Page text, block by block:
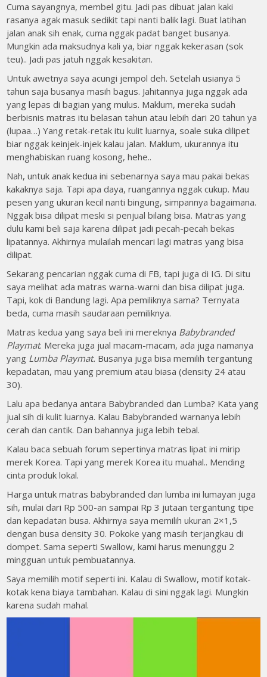
Cuma sayangnya, membel gitu. Jadi pas dibuat jalan kaki
rasanya agak masuk sedikit tapi nanti balik lagi. Buat latihan
jalan anak sih enak, cuma nggak padat banget busanya.
Mungkin ada maksudnya kali ya, biar nggak kekerasan (sok
teu).. Jadi pas jatuh nggak kesakitan.
Untuk awetnya saya acungi jempol deh. Setelah usianya 5
tahun saja busanya masih bagus. Jahitannya juga nggak ada
yang lepas di bagian yang mulus. Maklum, mereka sudah
berbisnis matras itu belasan tahun atau lebih dari 20 tahun ya
(lupaa…) Yang retak-retak itu kulit luarnya, soale suka dilipet
biar nggak keinjek-injek kalau jalan. Maklum, ukurannya itu
menghabiskan ruang kosong, hehe..
Nah, untuk anak kedua ini sebenarnya saya mau pakai bekas
kakaknya saja. Tapi apa daya, ruangannya nggak cukup. Mau
pesen yang ukuran kecil nanti bingung, simpannya bagaimana.
Nggak bisa dilipat meski si penjual bilang bisa. Matras yang
dulu kami beli saja karena dilipat jadi pecah-pecah bekas
lipatannya. Akhirnya mulailah mencari lagi matras yang bisa
dilipat.
Sekarang pencarian nggak cuma di FB, tapi juga di IG. Di situ
saya melihat ada matras warna-warni dan bisa dilipat juga.
Tapi, kok di Bandung lagi. Apa pemiliknya sama? Ternyata
beda, cuma masih saudaraan pemiliknya.
Matras kedua yang saya beli ini mereknya Babybranded
Playmat. Mereka juga jual macam-macam, ada juga namanya
yang Lumba Playmat. Busanya juga bisa memilih tergantung
kepadatan, mau yang premium atau biasa (density 24 atau
30).
Lalu apa bedanya antara Babybranded dan Lumba? Kata yang
jual sih di kulit luarnya. Kalau Babybranded warnanya lebih
cerah dan cantik. Dan bahannya juga lebih tebal.
Kalau baca sebuah forum sepertinya matras lipat ini mirip
merek Korea. Tapi yang merek Korea itu muahal.. Mending
cinta produk lokal.
Harga untuk matras babybranded dan lumba ini lumayan juga
sih, mulai dari Rp 500-an sampai Rp 3 jutaan tergantung tipe
dan kepadatan busa. Akhirnya saya memilih ukuran 2×1,5
dengan busa density 30. Pokoke yang masih terjangkau di
dompet. Sama seperti Swallow, kami harus menunggu 2
mingguan untuk pembuatannya.
Saya memilih motif seperti ini. Kalau di Swallow, motif kotak-
kotak kena biaya tambahan. Kalau di sini nggak lagi. Mungkin
karena sudah mahal.